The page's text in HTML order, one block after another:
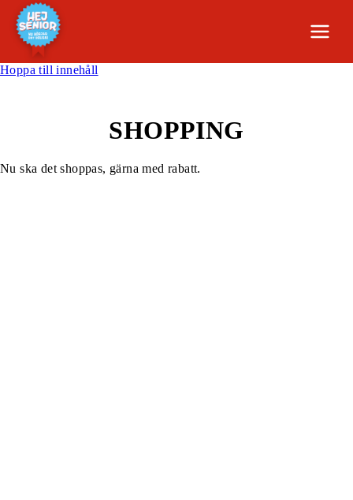
Hoppa till innehåll
SHOPPING
Nu ska det shoppas, gärna med rabatt.